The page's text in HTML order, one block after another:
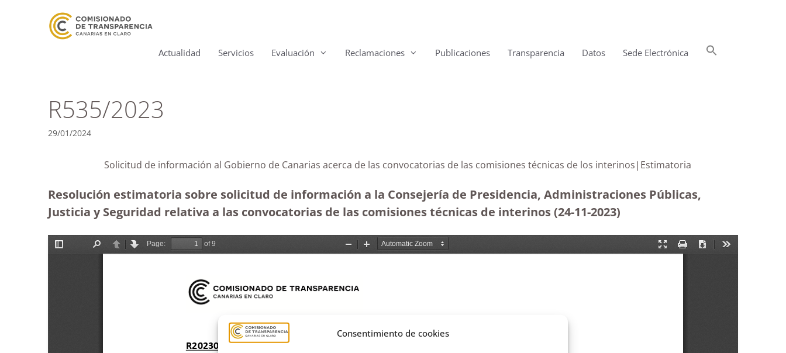
Consentimiento de cookies
Actualidad Servicios Evaluación Reclamaciones Publicaciones Transparencia Datos Sede Electrónica
R535/2023
29/01/2024
Solicitud de información al Gobierno de Canarias acerca de las convocatorias de las comisiones técnicas de los interinos|Estimatoria
Resolución estimatoria sobre solicitud de información a la Consejería de Presidencia, Administraciones Públicas,
Justicia y Seguridad relativa a las convocatorias de las comisiones técnicas de interinos (24-11-2023)